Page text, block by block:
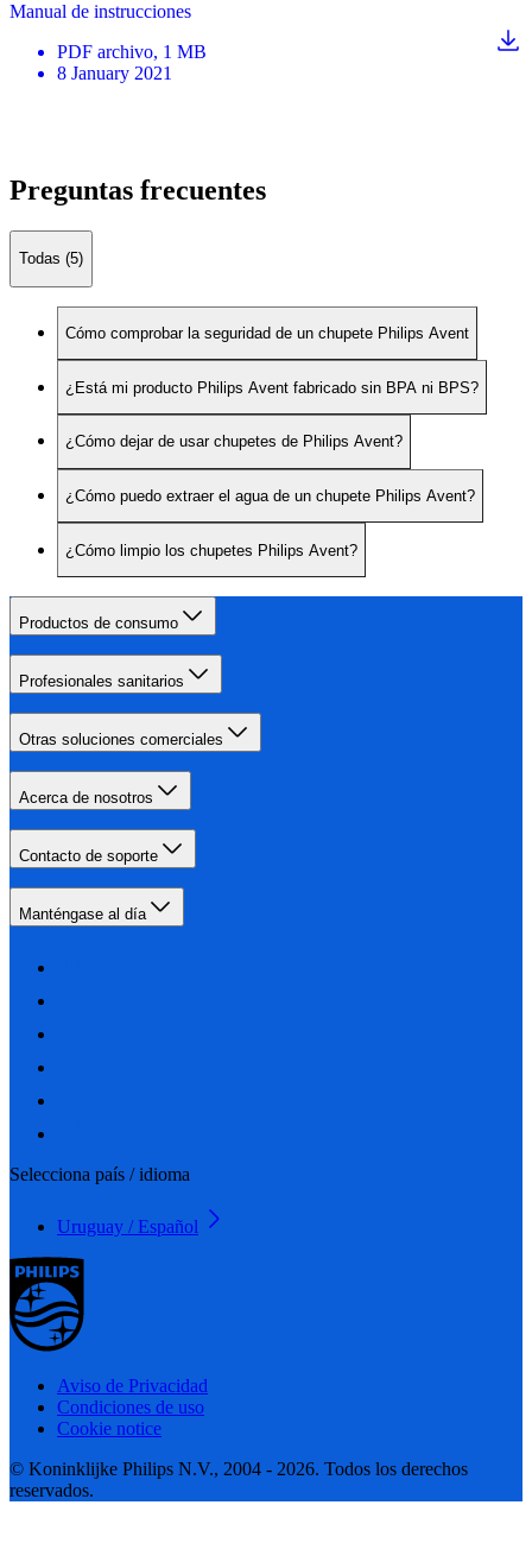
Manual de instrucciones
PDF archivo, 1 MB
8 January 2021
Preguntas frecuentes
Todas (5)
Cómo comprobar la seguridad de un chupete Philips Avent
¿Está mi producto Philips Avent fabricado sin BPA ni BPS?
¿Cómo dejar de usar chupetes de Philips Avent?
¿Cómo puedo extraer el agua de un chupete Philips Avent?
¿Cómo limpio los chupetes Philips Avent?
Productos de consumo
Profesionales sanitarios
Otras soluciones comerciales
Acerca de nosotros
Contacto de soporte
Manténgase al día
Selecciona país / idioma
Uruguay / Español
Aviso de Privacidad
Condiciones de uso
Cookie notice
© Koninklijke Philips N.V., 2004 - 2026. Todos los derechos
reservados.